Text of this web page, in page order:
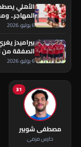
الأهلي
المهاجر..
6 يوليو، 2026
بيراميدز
الصفقة من
6 يوليو، 2026
31
مصطفى شوبير
حارس مرمى